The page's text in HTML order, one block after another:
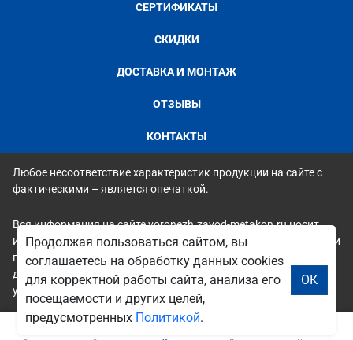
СЕРТИФИКАТЫ
СКИДКИ
ДОСТАВКА И МОНТАЖ
ОТЗЫВЫ
КОНТАКТЫ
Любое несоответствие характеристик продукции на сайте с
фактическими – является опечаткой.
Вся информация на сайте voronezh.zavod-metakon.ru носит
исключительно ознакомительный и справочный характер и ни
при каких условиях не является публичной офертой. Всю
дополнительную информацию можно узнать по телефонам
указанным на сайте.
Продолжая пользоваться сайтом, вы
соглашаетесь на обработку данных cookies
для корректной работы сайта, анализа его
посещаемости и других целей,
предусмотренных Политикой.
ОК